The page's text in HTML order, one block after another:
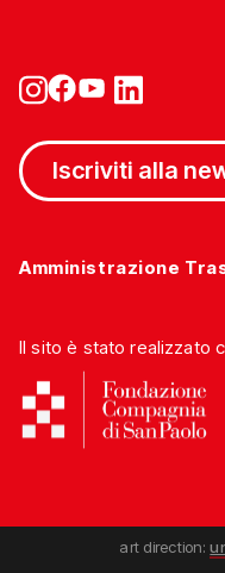
Iscriviti alla
Amministrazione
Il sito è stato realizzato
art direction: